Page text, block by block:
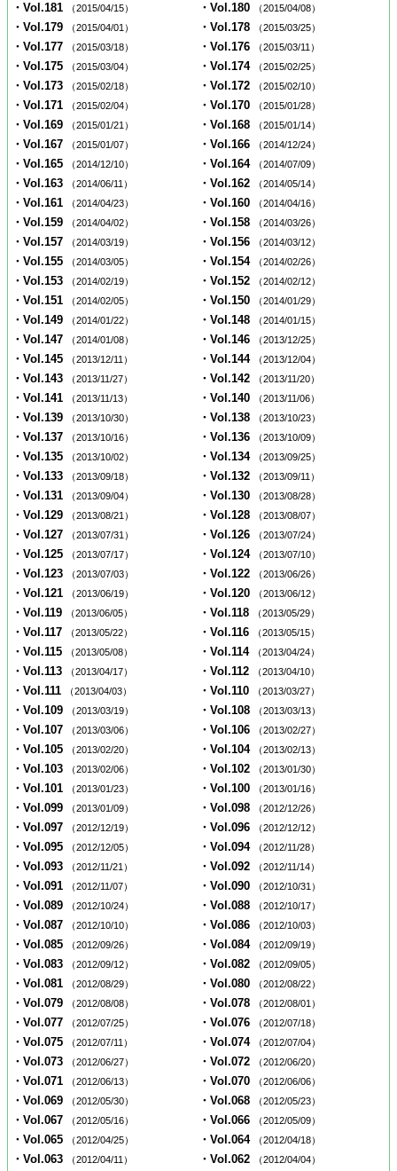
・Vol.181 （2015/04/15） ・Vol.180 （2015/04/08）
・Vol.179 （2015/04/01） ・Vol.178 （2015/03/25）
・Vol.177 （2015/03/18） ・Vol.176 （2015/03/11）
・Vol.175 （2015/03/04） ・Vol.174 （2015/02/25）
・Vol.173 （2015/02/18） ・Vol.172 （2015/02/10）
・Vol.171 （2015/02/04） ・Vol.170 （2015/01/28）
・Vol.169 （2015/01/21） ・Vol.168 （2015/01/14）
・Vol.167 （2015/01/07） ・Vol.166 （2014/12/24）
・Vol.165 （2014/12/10） ・Vol.164 （2014/07/09）
・Vol.163 （2014/06/11） ・Vol.162 （2014/05/14）
・Vol.161 （2014/04/23） ・Vol.160 （2014/04/16）
・Vol.159 （2014/04/02） ・Vol.158 （2014/03/26）
・Vol.157 （2014/03/19） ・Vol.156 （2014/03/12）
・Vol.155 （2014/03/05） ・Vol.154 （2014/02/26）
・Vol.153 （2014/02/19） ・Vol.152 （2014/02/12）
・Vol.151 （2014/02/05） ・Vol.150 （2014/01/29）
・Vol.149 （2014/01/22） ・Vol.148 （2014/01/15）
・Vol.147 （2014/01/08） ・Vol.146 （2013/12/25）
・Vol.145 （2013/12/11） ・Vol.144 （2013/12/04）
・Vol.143 （2013/11/27） ・Vol.142 （2013/11/20）
・Vol.141 （2013/11/13） ・Vol.140 （2013/11/06）
・Vol.139 （2013/10/30） ・Vol.138 （2013/10/23）
・Vol.137 （2013/10/16） ・Vol.136 （2013/10/09）
・Vol.135 （2013/10/02） ・Vol.134 （2013/09/25）
・Vol.133 （2013/09/18） ・Vol.132 （2013/09/11）
・Vol.131 （2013/09/04） ・Vol.130 （2013/08/28）
・Vol.129 （2013/08/21） ・Vol.128 （2013/08/07）
・Vol.127 （2013/07/31） ・Vol.126 （2013/07/24）
・Vol.125 （2013/07/17） ・Vol.124 （2013/07/10）
・Vol.123 （2013/07/03） ・Vol.122 （2013/06/26）
・Vol.121 （2013/06/19） ・Vol.120 （2013/06/12）
・Vol.119 （2013/06/05） ・Vol.118 （2013/05/29）
・Vol.117 （2013/05/22） ・Vol.116 （2013/05/15）
・Vol.115 （2013/05/08） ・Vol.114 （2013/04/24）
・Vol.113 （2013/04/17） ・Vol.112 （2013/04/10）
・Vol.111 （2013/04/03） ・Vol.110 （2013/03/27）
・Vol.109 （2013/03/19） ・Vol.108 （2013/03/13）
・Vol.107 （2013/03/06） ・Vol.106 （2013/02/27）
・Vol.105 （2013/02/20） ・Vol.104 （2013/02/13）
・Vol.103 （2013/02/06） ・Vol.102 （2013/01/30）
・Vol.101 （2013/01/23） ・Vol.100 （2013/01/16）
・Vol.099 （2013/01/09） ・Vol.098 （2012/12/26）
・Vol.097 （2012/12/19） ・Vol.096 （2012/12/12）
・Vol.095 （2012/12/05） ・Vol.094 （2012/11/28）
・Vol.093 （2012/11/21） ・Vol.092 （2012/11/14）
・Vol.091 （2012/11/07） ・Vol.090 （2012/10/31）
・Vol.089 （2012/10/24） ・Vol.088 （2012/10/17）
・Vol.087 （2012/10/10） ・Vol.086 （2012/10/03）
・Vol.085 （2012/09/26） ・Vol.084 （2012/09/19）
・Vol.083 （2012/09/12） ・Vol.082 （2012/09/05）
・Vol.081 （2012/08/29） ・Vol.080 （2012/08/22）
・Vol.079 （2012/08/08） ・Vol.078 （2012/08/01）
・Vol.077 （2012/07/25） ・Vol.076 （2012/07/18）
・Vol.075 （2012/07/11） ・Vol.074 （2012/07/04）
・Vol.073 （2012/06/27） ・Vol.072 （2012/06/20）
・Vol.071 （2012/06/13） ・Vol.070 （2012/06/06）
・Vol.069 （2012/05/30） ・Vol.068 （2012/05/23）
・Vol.067 （2012/05/16） ・Vol.066 （2012/05/09）
・Vol.065 （2012/04/25） ・Vol.064 （2012/04/18）
・Vol.063 （2012/04/11） ・Vol.062 （2012/04/04）